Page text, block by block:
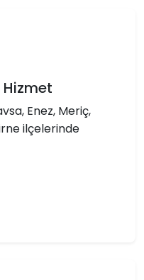
Enez, Meriç,
ilçelerinde